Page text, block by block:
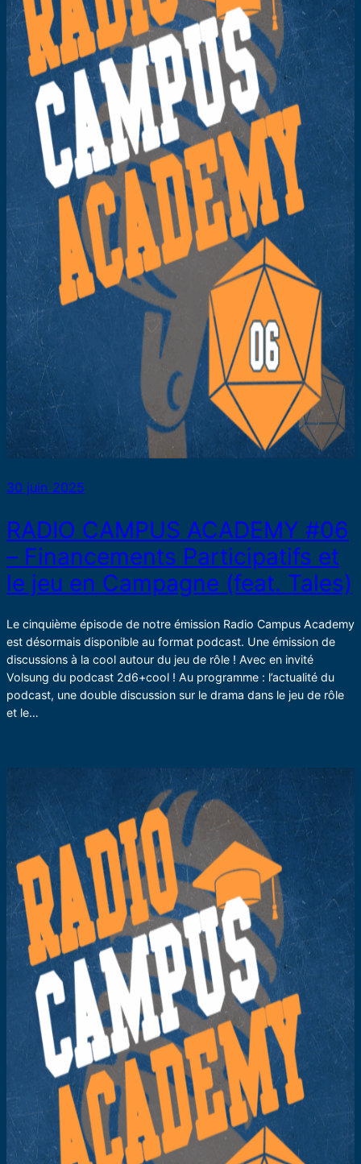
30 juin 2025
RADIO CAMPUS ACADEMY #06
– Financements Participatifs et
le jeu en Campagne (feat. Tales)
Le cinquième épisode de notre émission Radio Campus Academy
est désormais disponible au format podcast. Une émission de
discussions à la cool autour du jeu de rôle ! Avec en invité
Volsung du podcast 2d6+cool ! Au programme : l’actualité du
podcast, une double discussion sur le drama dans le jeu de rôle
et le…